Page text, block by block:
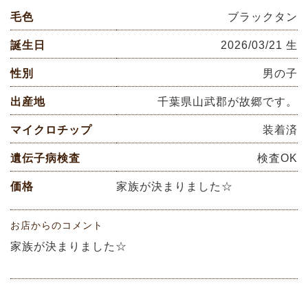
毛色 ブラックタン
誕生日 2026/03/21 生
性別 男の子
出産地 千葉県山武郡が故郷です。
マイクロチップ 装着済
遺伝子病検査 検査OK
価格 家族が決まりました☆
お店からのコメント
家族が決まりました☆